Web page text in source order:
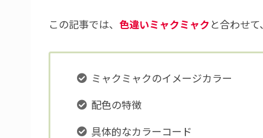
この記事では、 色違いミャクミャク と合わせて、
ミャクミャクのイメージカラー
配色の特徴
具体的なカラーコード